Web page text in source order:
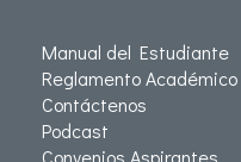
Manual del Estudiante
Reglamento Académico
Contáctenos
Podcast
Convenios Aspirantes